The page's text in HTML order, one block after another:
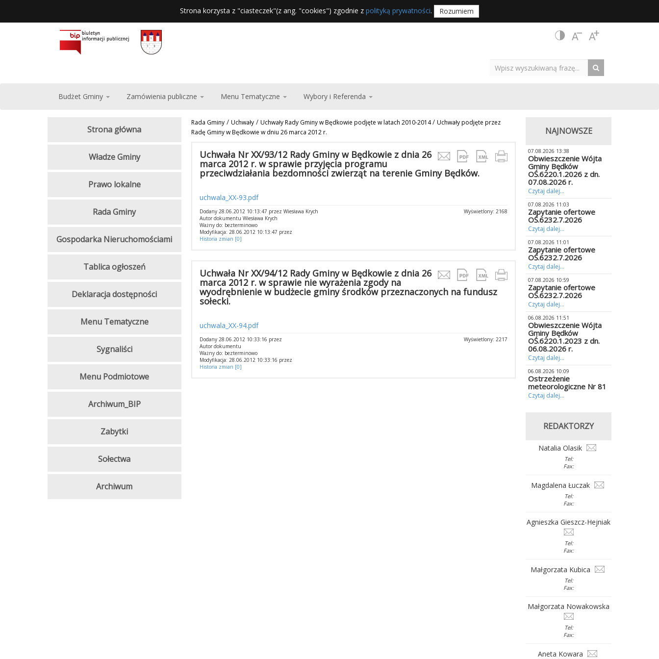
Strona korzysta z "ciasteczek"(z ang. "cookies") zgodnie z polityką prywatności. Rozumiem
Budżet Gminy Zamówienia publiczne Menu Tematyczne Wybory i Referenda
Rada Gminy/ Uchwały/ Uchwały Rady Gminy w Będkowie podjęte w latach 2010-2014/ Uchwały podjęte przez
Radę Gminy w Będkowie w dniu 26 marca 2012 r.
Uchwała Nr XX/93/12 Rady Gminy w Będkowie z dnia 26
marca 2012 r. w sprawie przyjęcia programu
przeciwdziałania bezdomności zwierząt na terenie Gminy Będków.
uchwala_XX-93.pdf
Wyświetlony: 2168
Dodany 28.06.2012 10:13:47 przez Wiesława Krych
Autor dokumentu Wiesława Krych
Ważny do: bezterminowo
Modyfikacja: 28.06.2012 10:13:47 przez
Historia zmian [0]
Uchwała Nr XX/94/12 Rady Gminy w Będkowie z dnia 26
marca 2012 r. w sprawie nie wyrażenia zgody na
wyodrębnienie w budżecie gminy środków przeznaczonych na fundusz
sołecki.
uchwala_XX-94.pdf
Wyświetlony: 2217
Dodany 28.06.2012 10:33:16 przez
Autor dokumentu
Ważny do: bezterminowo
Modyfikacja: 28.06.2012 10:33:16 przez
Historia zmian [0]
Strona główna
Władze Gminy
Prawo lokalne
Rada Gminy
Gospodarka Nieruchomościami
Tablica ogłoszeń
Deklaracja dostępności
Menu Tematyczne
Sygnaliści
Menu Podmiotowe
Archiwum_BIP
Zabytki
Sołectwa
Archiwum
NAJNOWSZE
07.08.2026 13:38
Obwieszczenie Wójta
Gminy Będków
OŚ.6220.1.2026 z dn.
07.08.2026 r.
Czytaj dalej...
07.08.2026 11:03
Zapytanie ofertowe
OŚ.6232.7.2026
Czytaj dalej...
07.08.2026 11:01
Zapytanie ofertowe
OŚ.6232.7.2026
Czytaj dalej...
07.08.2026 10:59
Zapytanie ofertowe
OŚ.6232.7.2026
Czytaj dalej...
06.08.2026 11:51
Obwieszczenie Wójta
Gminy Będków
OŚ.6220.1.2023 z dn.
06.08.2026 r.
Czytaj dalej...
06.08.2026 10:09
Ostrzeżenie
meteorologiczne Nr 81
Czytaj dalej...
REDAKTORZY
Natalia Olasik
Tel:
Fax:
Magdalena Łuczak
Tel:
Fax:
Agnieszka Gieszcz-Hejniak
Tel:
Fax:
Małgorzata Kubica
Tel:
Fax:
Małgorzata Nowakowska
Tel:
Fax:
Aneta Kowara